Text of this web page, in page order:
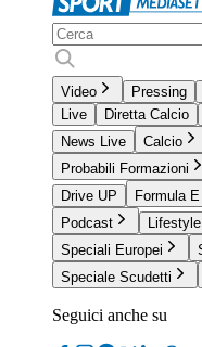
Video Pressing
Live
Diretta Calcio
News Live
Calcio
Probabili Formazioni
Drive UP
Formula E
Podcast
Lifestyle
Speciali Europei
Speciale Scudetti
Seguici anche su